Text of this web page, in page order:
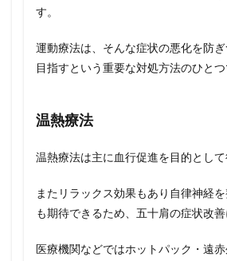
す。
運動療法は、そんな症状の悪化を防
目指すという重要な対処方法のひとつ
温熱療法
温熱療法は主に血行促進を目的として
またリラックス効果もあり自律神経
も期待できるため、五十肩の症状改善
医療機関などではホットパック・遠